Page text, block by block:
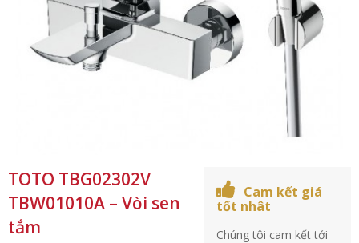
TOTO TBG02302V
TBW01010A – Vòi sen
tắm
Cam kết giá
tốt nhât
Chúng tôi cam kết tới